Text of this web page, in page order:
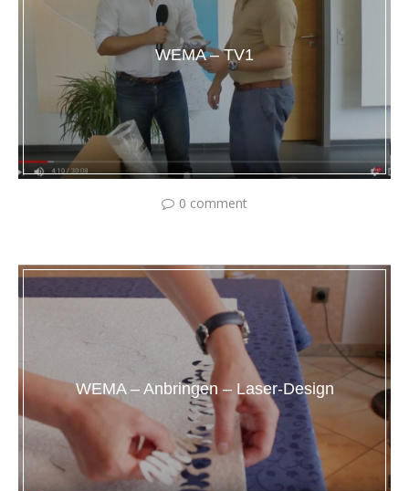
WEMA – TV1
0 comment
WEMA – Anbringen – Laser-Design